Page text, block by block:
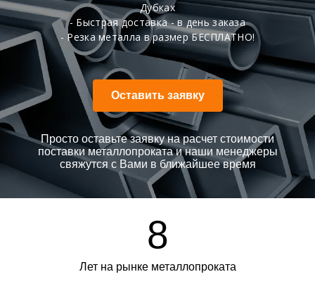
Дубках
- Быстрая доставка - в день заказа
- Резка металла в размер БЕСПЛАТНО!
Оставить заявку
Просто оставьте заявку на расчет стоимости
поставки металлопроката и наши менеджеры
свяжутся с Вами в ближайшее время
8
Лет на рынке металлопроката